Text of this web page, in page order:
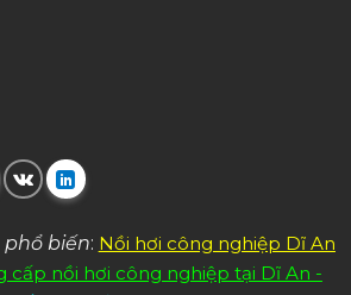
biến: Nồi hơi công nghiệp Dĩ An
cấp nồi hơi công nghiệp tại Dĩ An -